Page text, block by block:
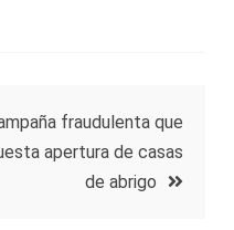
fraudulenta que
apertura de casas
de abrigo